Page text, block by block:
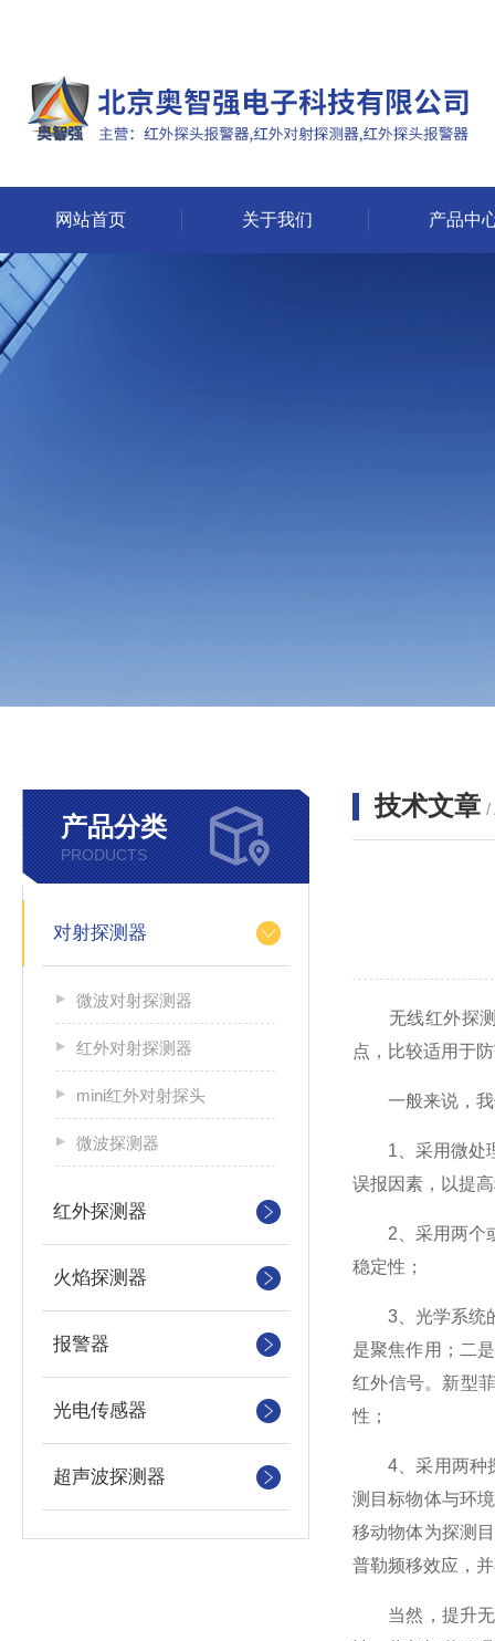
网站首页 关于我们 产品中
产品分类
PRODUCTS
对射探测器
微波对射探测器
红外对射探测器
mini红外对射探头
微波探测器
红外探测器
火焰探测器
报警器
光电传感器
超声波探测器
技术文章 /
无线红外探测
点，比较适用于
一般来说，我们
1、采用微处理
误报因素，以提
2、采用两个或
稳定性；
3、光学系统的
是聚焦作用；二
红外信号。新型
性；
4、采用两种探
测目标物体与环
移动物体为探测
普勒频移效应，
当然，提升无